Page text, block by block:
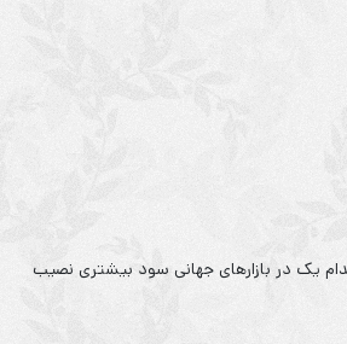
یک در بازارهای جهانی سود بیشتری نصیب